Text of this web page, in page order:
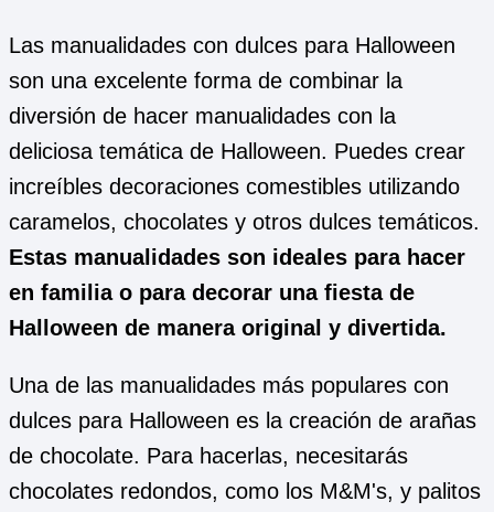
Las manualidades con dulces para Halloween
son una excelente forma de combinar la
diversión de hacer manualidades con la
deliciosa temática de Halloween. Puedes crear
increíbles decoraciones comestibles utilizando
caramelos, chocolates y otros dulces temáticos.
Estas manualidades son ideales para hacer
en familia o para decorar una fiesta de
Halloween de manera original y divertida.
Una de las manualidades más populares con
dulces para Halloween es la creación de arañas
de chocolate. Para hacerlas, necesitarás
chocolates redondos, como los M&M's, y palitos